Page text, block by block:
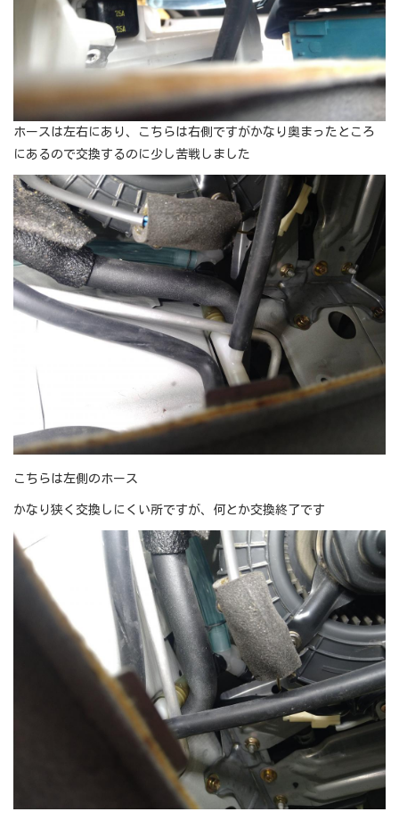
ホースは左右にあり、こちらは右側ですがかなり奥まったところ
にあるので交換するのに少し苦戦しました
こちらは左側のホース
かなり狭く交換しにくい所ですが、何とか交換終了です